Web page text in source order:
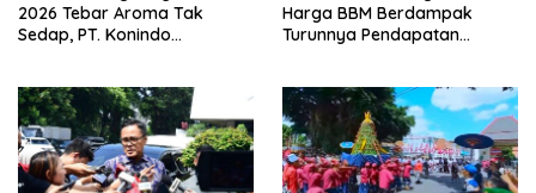
2026 Tebar Aroma Tak
Sedap, PT. Konindo
Harga BBM Berdampak
Turunnya Pendapatan